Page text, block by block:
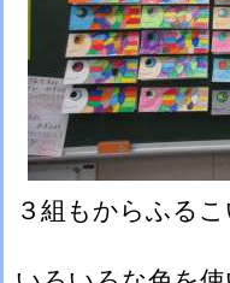
３組もからふる